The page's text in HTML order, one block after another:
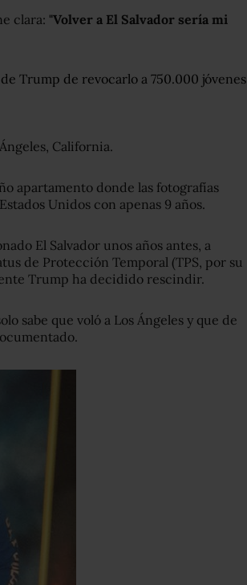
clara: "Volver a El Salvador sería mi
Trump de revocarlo a 750.000 jóvenes
California.
apartamento donde las fotografías
Unidos con apenas 9 años.
El Salvador unos años antes, a
de Protección Temporal (TPS, por su
Trump ha decidido rescindir.
sabe que voló a Los Ángeles y que de